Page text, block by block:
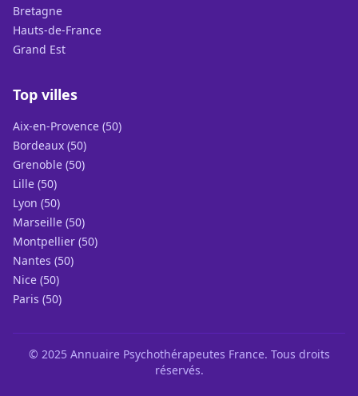
Bretagne
Hauts-de-France
Grand Est
Top villes
Aix-en-Provence (50)
Bordeaux (50)
Grenoble (50)
Lille (50)
Lyon (50)
Marseille (50)
Montpellier (50)
Nantes (50)
Nice (50)
Paris (50)
© 2025 Annuaire Psychothérapeutes France. Tous droits
réservés.